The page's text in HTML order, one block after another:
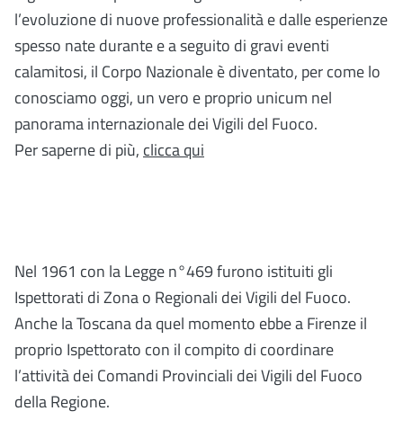
l’evoluzione di nuove professionalità e dalle esperienze
spesso nate durante e a seguito di gravi eventi
calamitosi, il Corpo Nazionale è diventato, per come lo
conosciamo oggi, un vero e proprio unicum nel
panorama internazionale dei Vigili del Fuoco.
Per saperne di più, clicca qui
Nel 1961 con la Legge n°469 furono istituiti gli
Ispettorati di Zona o Regionali dei Vigili del Fuoco.
Anche la Toscana da quel momento ebbe a Firenze il
proprio Ispettorato con il compito di coordinare
l’attività dei Comandi Provinciali dei Vigili del Fuoco
della Regione.